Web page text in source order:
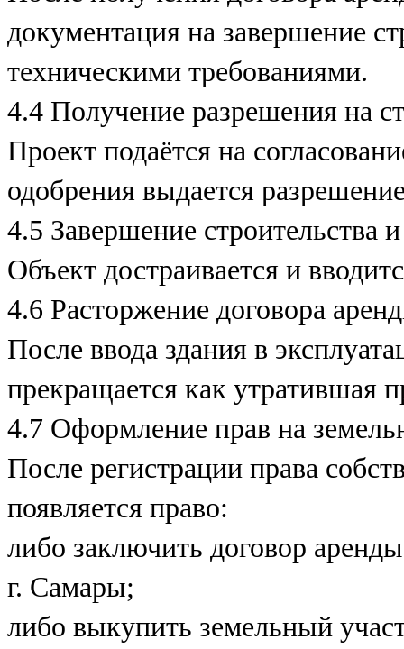
документация на завершение
техническими требованиями.
4.4 Получение разрешения на
Проект подаётся на
одобрения выдается
4.5 Завершение строительства
Объект достраивается и
4.6 Расторжение договора
После ввода здания в
прекращается как утратившая
4.7 Оформление прав на
После регистрации права
появляется право:
либо заключить договор
г. Самары;
либо выкупить земельный